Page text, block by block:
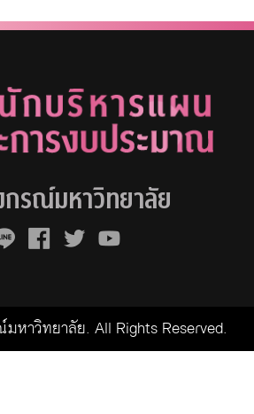
รณ์มหาวิทยาลัย
หาวิทยาลัย. All Rights Reserved.